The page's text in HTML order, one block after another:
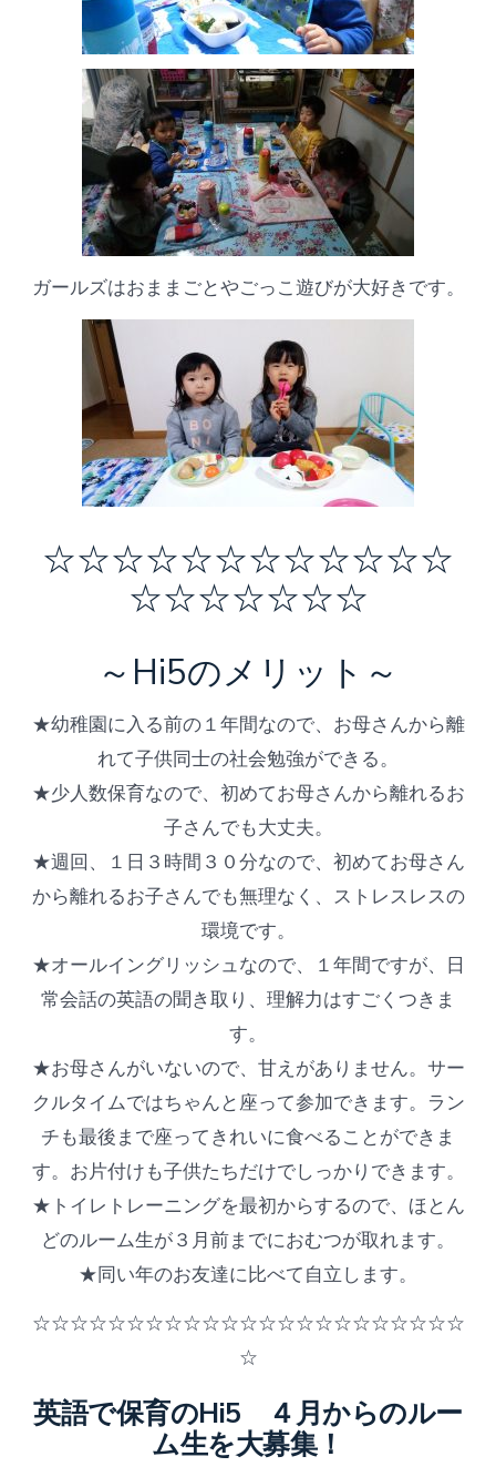
ガールズはおままごとやごっこ遊びが大好きです。
☆☆☆☆☆☆☆☆☆☆☆☆
☆☆☆☆☆☆☆
～Hi5のメリット～
★幼稚園に入る前の１年間なので、お母さんから離
れて子供同士の社会勉強ができる。
★少人数保育なので、初めてお母さんから離れるお
子さんでも大丈夫。
★週回、１日３時間３０分なので、初めてお母さん
から離れるお子さんでも無理なく、ストレスレスの
環境です。
★オールイングリッシュなので、１年間ですが、日
常会話の英語の聞き取り、理解力はすごくつきま
す。
★お母さんがいないので、甘えがありません。サー
クルタイムではちゃんと座って参加できます。ラン
チも最後まで座ってきれいに食べることができま
す。お片付けも子供たちだけでしっかりできます。
★トイレトレーニングを最初からするので、ほとん
どのルーム生が３月前までにおむつが取れます。
★同い年のお友達に比べて自立します。
☆☆☆☆☆☆☆☆☆☆☆☆☆☆☆☆☆☆☆☆☆☆☆
☆
英語で保育のHi5 ４月からのルー
ム生を大募集！